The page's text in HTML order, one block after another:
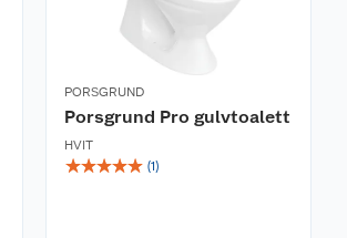
PORSGRUND
Porsgrund Pro gulvtoalett
HVIT
☆☆☆☆☆ (1)